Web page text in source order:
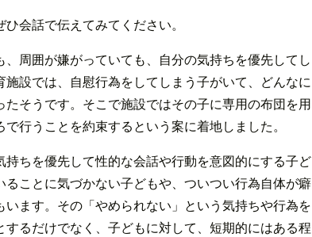
会話で伝えてみてください。
周囲が嫌がっていても、自分の気持ちを優先してし
施設では、自慰行為をしてしまう子がいて、どんなに
そうです。そこで施設ではその子に専用の布団を用
行うことを約束するという案に着地しました。
持ちを優先して性的な会話や行動を意図的にする子ど
ることに気づかない子どもや、ついつい行為自体が癖
ます。その「やめられない」という気持ちや行為を
するだけでなく、子どもに対して、短期的にはある程